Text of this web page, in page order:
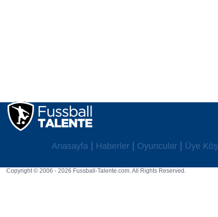
Anasayfa Haberler Oyuncular Üye
Copyright © 2006 - 2026 Fussball-Talente.com. All Rights Reserved.